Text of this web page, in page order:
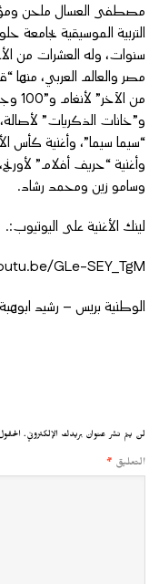
مصطفى العسال ملحن
سنوات، وله العشرات من
مصر والعالم العربي، منها
من
و”خانات الذكريات”
“سيما سيما”، وأغنية كأس
وأغنية “حريف أفلام”
وسامو زين ومحمد رشاد.
لينك الأغنية على
GLe-SEY_TgM
الوطنية بريس – رشيد ابوهبة
لن يتم نشر عنوان بريدك الإلكتروني.
التعليق *